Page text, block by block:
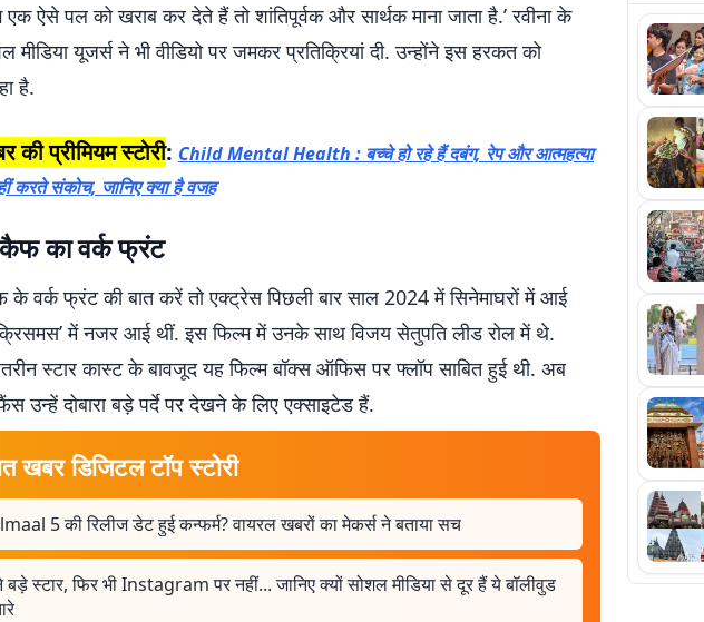
ऐसे पल को खराब कर देते हैं तो शांतिपूर्वक और सार्थक माना जाता है.’ रवीना के
मीडिया यूजर्स ने भी वीडियो पर जमकर प्रतिक्रियां दी. उन्होंने इस हरकत को
है.
की प्रीमियम स्टोरी: Child Mental Health : बच्चे हो रहे हैं दबंग, रेप और आत्महत्या
करते संकोच, जानिए क्या है वजह
का वर्क फ्रंट
के वर्क फ्रंट की बात करें तो एक्ट्रेस पिछली बार साल 2024 में सिनेमाघरों में आई
क्रिसमस’ में नजर आई थीं. इस फिल्म में उनके साथ विजय सेतुपति लीड रोल में थे.
स्टार कास्ट के बावजूद यह फिल्म बॉक्स ऑफिस पर फ्लॉप साबित हुई थी. अब
उन्हें दोबारा बड़े पर्दे पर देखने के लिए एक्साइटेड हैं.
खबर डिजिटल टॉप स्टोरी
5 की रिलीज डेट हुई कन्फर्म? वायरल खबरों का मेकर्स ने बताया सच
बड़े स्टार, फिर भी Instagram पर नहीं... जानिए क्यों सोशल मीडिया से दूर हैं ये बॉलीवुड